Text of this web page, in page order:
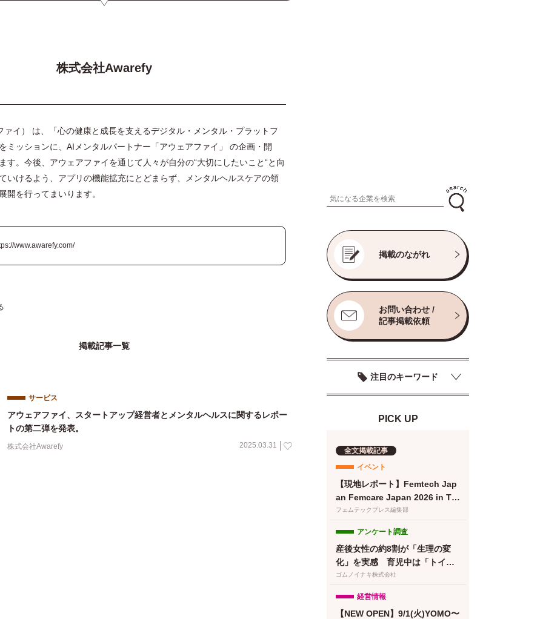
株式会社Awarefy
ァイ） は、「心の健康と成長を支えるデジタル・メンタル・プラットフ
ミッションに、AIメンタルパートナー「アウェアファイ」 の企画・開
す。今後、アウェアファイを通じて人々が自分の“大切にしたいこと“と向
いけるよう、アプリの機能拡充にとどまらず、メンタルヘルスケアの領
開を行ってまいります。
www.awarefy.com/
掲載記事一覧
サービス
アウェアファイ、スタートアップ経営者とメンタルヘルスに関するレポー
トの第二弾を発表。
株式会社Awarefy 2025.03.31
掲載のながれ
お問い合わせ /
記事掲載依頼
注目のキーワード
PICK UP
全文掲載記事
イベント
【現地レポート】Femtech Jap
an Femcare Japan 2026 in TO
KYO｜フェムテックジャパン20
取り組みが集結
フェムテックプレス編集部
アンケート調査
産後女性の約8割が「生理の変
化」を実感 育児中は「トイレ
に行けない」が最大のストレス
ゴムノイナキ株式会社
経営情報
【NEW OPEN】9/1(火)YOMO〜